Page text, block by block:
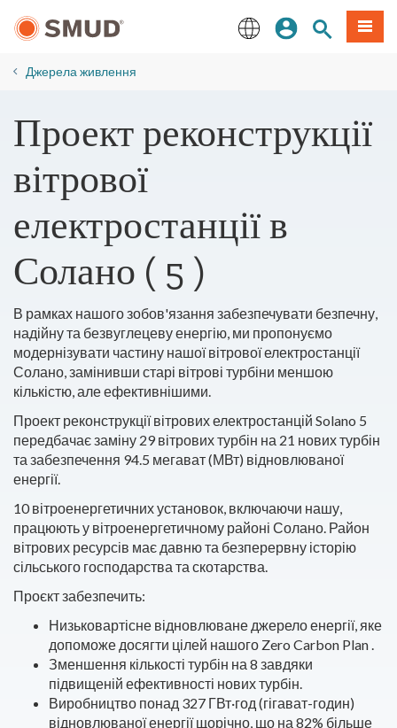
до
змісту
Увійдіть
Пошук по
Меню
​Джерела живлення
Проект реконструкції
вітрової
електростанції в
Солано ( 5 )
В рамках нашого зобов'язання забезпечувати безпечну,
надійну та безвуглецеву енергію, ми пропонуємо
модернізувати частину нашої вітрової електростанції
Солано, замінивши старі вітрові турбіни меншою
кількістю, але ефективнішими.
Проект реконструкції вітрових електростанцій Solano 5
передбачає заміну 29 вітрових турбін на 21 нових турбін
та забезпечення 94.5 мегават (МВт) відновлюваної
енергії.
10 вітроенергетичних установок, включаючи нашу,
працюють у вітроенергетичному районі Солано. Район
вітрових ресурсів має давню та безперервну історію
сільського господарства та скотарства.
Проєкт забезпечить:
Низьковартісне відновлюване джерело енергії, яке
допоможе досягти цілей нашого Zero Carbon Plan .
Зменшення кількості турбін на 8 завдяки
підвищеній ефективності нових турбін.
Виробництво понад 327 ГВт·год (гігават-годин)
відновлюваної енергії щорічно, що на 82% більше